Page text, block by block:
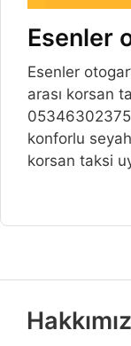
Esenler
Esenler
arası korsan
05346302375
konforlu
korsan taksi